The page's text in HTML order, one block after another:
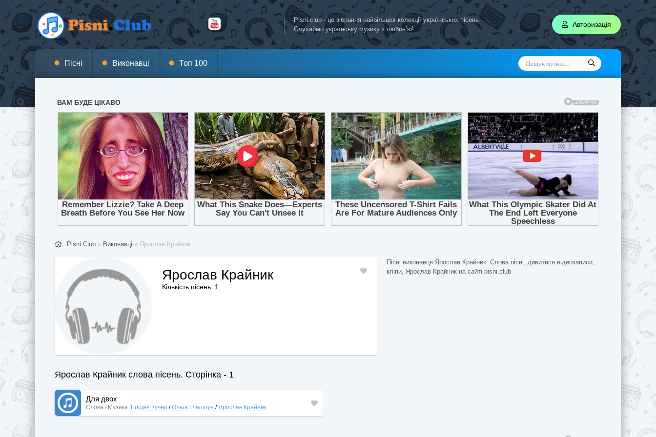
Pisni.club - це зібрання найбільшої колекції українських пісень
Слухаймо українську музику з любов’ю!
Авторизація
Пісні Виконавці Топ 100
Pisni.Club » Виконавці » Ярослав Крайник
Ярослав Крайник
Кількість пісень: 1
Пісні виконавця Ярослав Крайник. Слова пісні, дивитися відеозаписи,
кліпи, Ярослав Крайник на сайті pisni.club
Ярослав Крайник слова пісень. Сторінка - 1
Для двох
Слова / Музика: Богдан Кучер /Ольга Глапшун /Ярослав Крайник